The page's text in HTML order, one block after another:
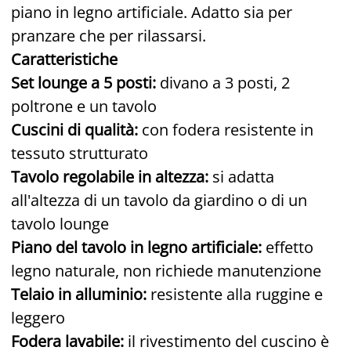
piano in legno artificiale. Adatto sia per
pranzare che per rilassarsi.
Caratteristiche
Set lounge a 5 posti: divano a 3 posti, 2
poltrone e un tavolo
Cuscini di qualità: con fodera resistente in
tessuto strutturato
Tavolo regolabile in altezza: si adatta
all'altezza di un tavolo da giardino o di un
tavolo lounge
Piano del tavolo in legno artificiale: effetto
legno naturale, non richiede manutenzione
Telaio in alluminio: resistente alla ruggine e
leggero
Fodera lavabile: il rivestimento del cuscino è